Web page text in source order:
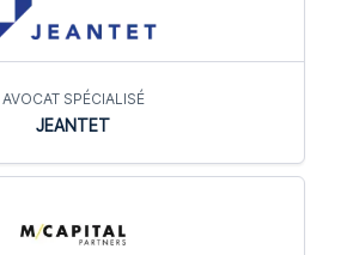
AVOCAT SPÉCIALISÉ
JEANTET